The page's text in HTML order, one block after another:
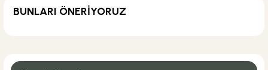
BUNLARI ÖNERİYORUZ